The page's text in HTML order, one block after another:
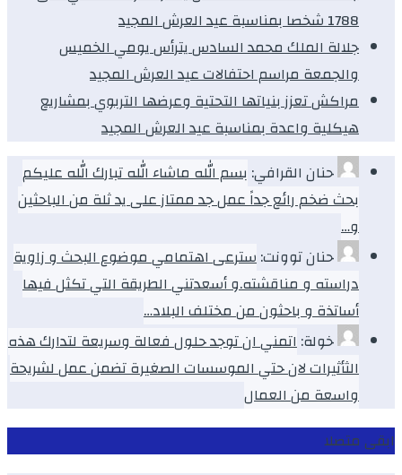
1788 شخصا بمناسبة عيد العرش المجيد
جلالة الملك محمد السادس يترأس يومي الخميس
والجمعة مراسم احتفالات عيد العرش المجيد
مراكش تعزز بنياتها التحتية وعرضها التربوي بمشاريع
هيكلية واعدة بمناسبة عيد العرش المجيد
حنان القرافي: بسم الله ماشاء الله تبارك الله عليكم
بحث ضخم رائع جداً عمل جد ممتاز على يد ثلة من الباحثين
و…
حنان توونت:سترعى اهتمامي موضوع البحث و زاوية
دراسته و مناقشته.و أسعدتني الطريقة التي تكثل فيها
أساتذة و باحثون من مختلف البلاد…
خولة:اتمني ان توجد حلول فعالة وسريعة لتدارك هذه
الثأثيرات لان حتي الموسسات الصغيرة تضمن عمل لشريحة
واسعة من العمال
ابقى متصلا